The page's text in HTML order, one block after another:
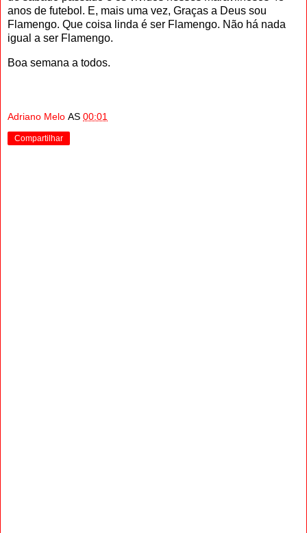
anos de futebol. E, mais uma vez, Graças a Deus sou
Flamengo. Que coisa linda é ser Flamengo. Não há nada
igual a ser Flamengo.
Boa semana a todos.
Adriano Melo AS 00:01
Compartilhar